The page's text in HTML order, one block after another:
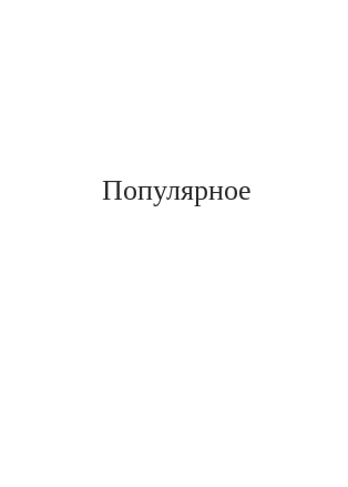
Популярное